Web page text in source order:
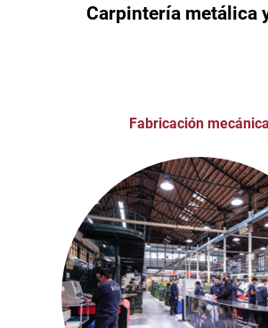
Carpintería metálica
Fabricación mecánica